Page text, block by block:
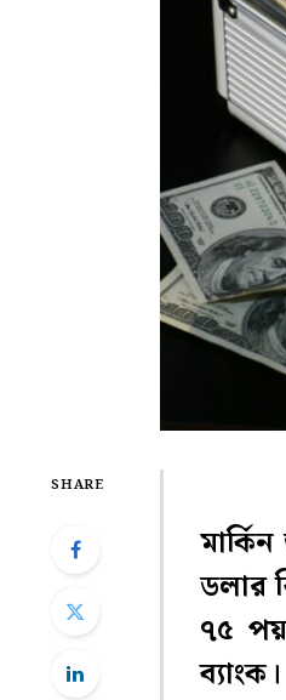
SHARE
ডলার
৭৫
ব্যাংক।